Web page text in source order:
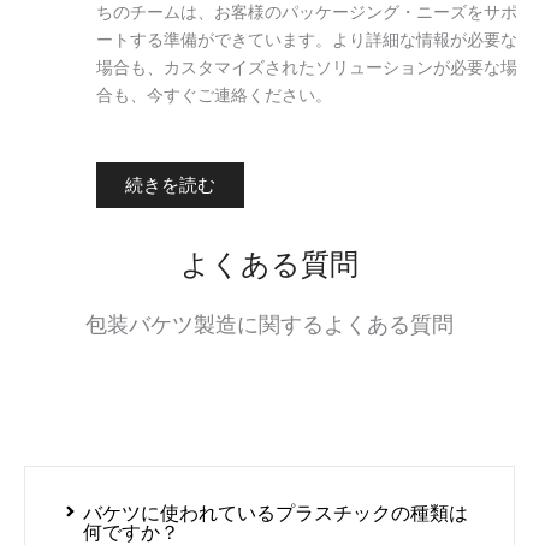
ちのチームは、お客様のパッケージング・ニーズをサポ
ートする準備ができています。より詳細な情報が必要な
場合も、カスタマイズされたソリューションが必要な場
合も、今すぐご連絡ください。
続きを読む
よくある質問
包装バケツ製造に関するよくある質問
バケツに使われているプラスチックの種類は
何ですか？